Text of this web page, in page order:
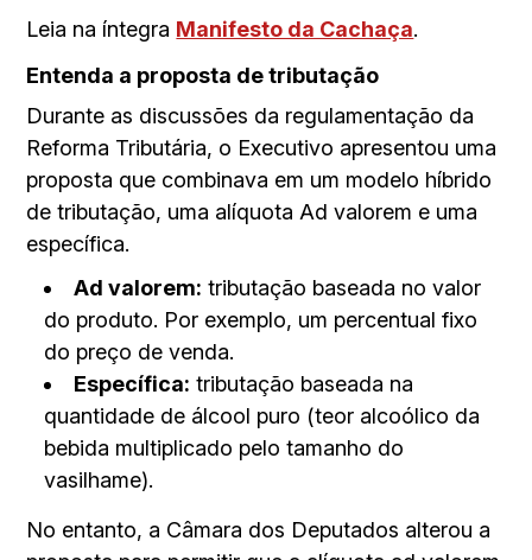
Leia na íntegra Manifesto da Cachaça.
Entenda a proposta de tributação
Durante as discussões da regulamentação da
Reforma Tributária, o Executivo apresentou uma
proposta que combinava em um modelo híbrido
de tributação, uma alíquota Ad valorem e uma
específica.
Ad valorem: tributação baseada no valor
do produto. Por exemplo, um percentual fixo
do preço de venda.
Específica: tributação baseada na
quantidade de álcool puro (teor alcoólico da
bebida multiplicado pelo tamanho do
vasilhame).
No entanto, a Câmara dos Deputados alterou a